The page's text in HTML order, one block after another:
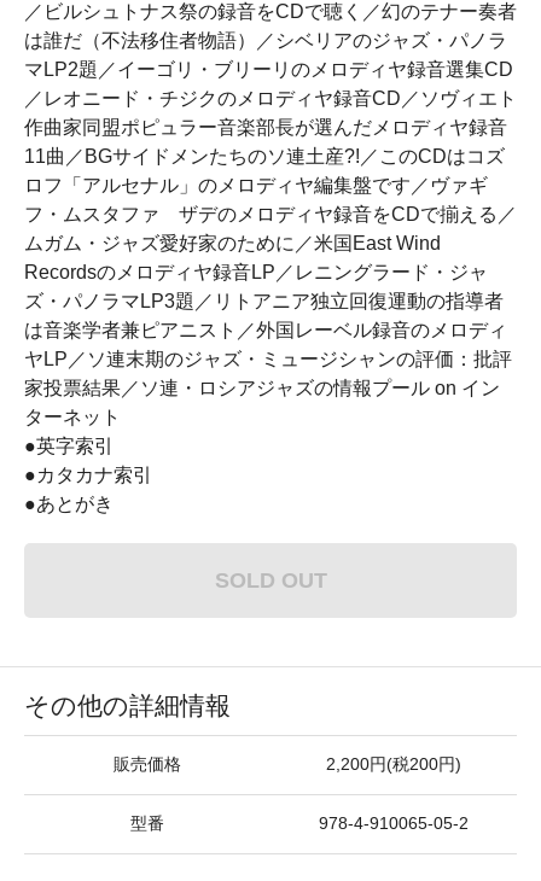
／ビルシュトナス祭の録音をCDで聴く／幻のテナー奏者
は誰だ（不法移住者物語）／シベリアのジャズ・パノラ
マLP2題／イーゴリ・ブリーリのメロディヤ録音選集CD
／レオニード・チジクのメロディヤ録音CD／ソヴィエト
作曲家同盟ポピュラー音楽部長が選んだメロディヤ録音
11曲／BGサイドメンたちのソ連土産?!／このCDはコズ
ロフ「アルセナル」のメロディヤ編集盤です／ヴァギ
フ・ムスタファ゠ザデのメロディヤ録音をCDで揃える／
ムガム・ジャズ愛好家のために／米国East Wind
Recordsのメロディヤ録音LP／レニングラード・ジャ
ズ・パノラマLP3題／リトアニア独立回復運動の指導者
は音楽学者兼ピアニスト／外国レーベル録音のメロディ
ヤLP／ソ連末期のジャズ・ミュージシャンの評価：批評
家投票結果／ソ連・ロシアジャズの情報プール on イン
ターネット
●英字索引
●カタカナ索引
●あとがき
SOLD OUT
その他の詳細情報
販売価格 2,200円(税200円)
型番 978-4-910065-05-2